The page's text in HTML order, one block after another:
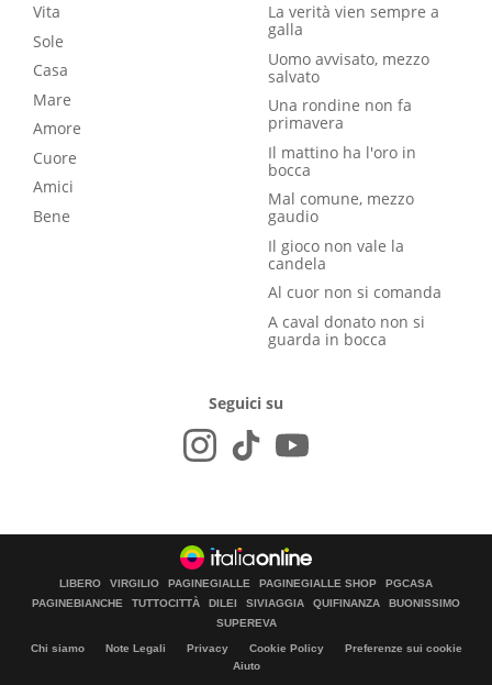
Vita
Sole
Casa
Mare
Amore
Cuore
Amici
Bene
La verità vien sempre a
galla
Uomo avvisato, mezzo
salvato
Una rondine non fa
primavera
Il mattino ha l'oro in
bocca
Mal comune, mezzo
gaudio
Il gioco non vale la
candela
Al cuor non si comanda
A caval donato non si
guarda in bocca
Seguici su
LIBERO VIRGILIO PAGINEGIALLE PAGINEGIALLE SHOP
PGCASA
PAGINEBIANCHE
TUTTOCITTÀ DILEI SIVIAGGIA QUIFINANZA
BUONISSIMO
SUPEREVA
Chi siamo Note Legali Privacy Cookie Policy
Preferenze sui cookie
Aiuto